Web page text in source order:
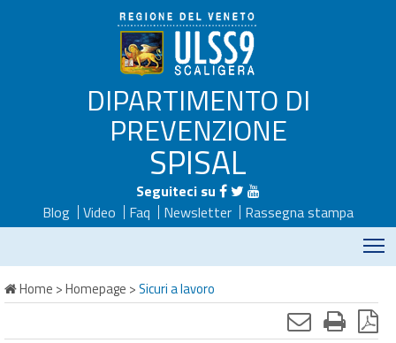
DIPARTIMENTO DI
PREVENZIONE
SPISAL
Seguiteci su
Blog
Video Faq Newsletter
Rassegna stampa
Home >Homepage >Sicuri a lavoro